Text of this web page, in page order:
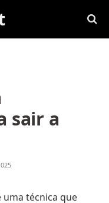
sair a
uma técnica que